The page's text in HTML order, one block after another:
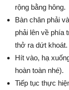
rộng bằng hông.
Bàn chân phải
phải lên về phía
thở ra dứt khoát.
Hít vào, hạ
hoàn toàn nhé).
Tiếp tục thực